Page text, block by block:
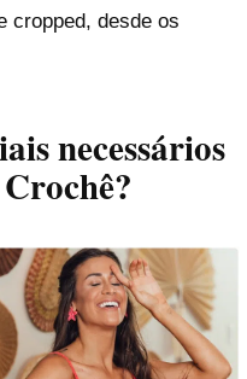
cropped, desde os
necessários